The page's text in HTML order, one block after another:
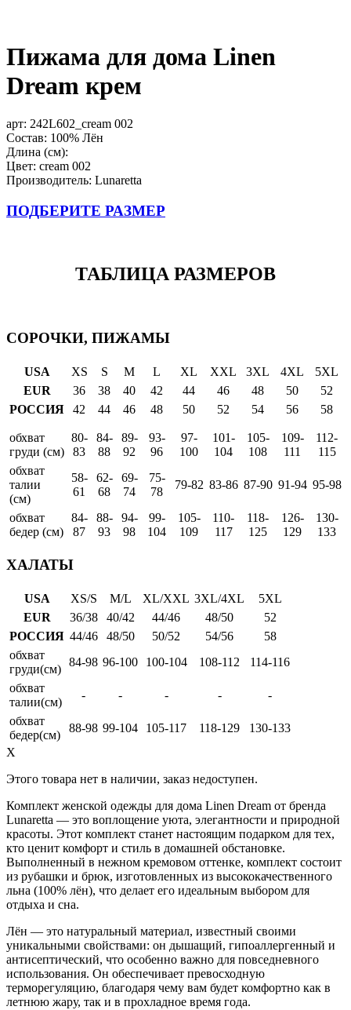
Пижама для дома Linen
Dream крем
арт: 242L602_cream 002
Состав: 100% Лён
Длина (см):
Цвет: cream 002
Производитель: Lunaretta
ПОДБЕРИТЕ РАЗМЕР
ТАБЛИЦА РАЗМЕРОВ
СОРОЧКИ, ПИЖАМЫ
USA XS S M L XL XXL 3XL 4XL
5XL
EUR
36 38 40 42 44 46 48 50
52
РОССИЯ
42 44 46 48 50 52 54 56 58
обхват
груди (см)
80-
83
84-
88
89-
92
93-
96
97-
100
101-
104
105-
108
109-
111
112-
115
обхват
талии
(см)
58-
61
62-
68
69-
74
75-
78
79-82 83-86 87-90 91-94 95-98
обхват
бедер (см)
84-
87
88-
93
94-
98
99-
104
105-
109
110-
117
118-
125
126-
129
130-
133
ХАЛАТЫ
USA XS/S M/L XL/XXL 3XL/4XL
5XL
EUR
36/38 40/42 44/46 48/50
52
РОССИЯ 44/46 48/50 50/52 54/56
58
обхват
груди(см)
84-98 96-100 100-104 108-112
114-116
обхват
талии(см)
- - - -
-
обхват
бедер(см)
88-98 99-104 105-117 118-129
130-133
X
Этого товара нет в наличии, заказ недоступен.
Комплект женской одежды для дома Linen Dream от бренда
Lunaretta — это воплощение уюта, элегантности и природной
красоты. Этот комплект станет настоящим подарком для тех,
кто ценит комфорт и стиль в домашней обстановке.
Выполненный в нежном кремовом оттенке, комплект состоит
из рубашки и брюк, изготовленных из высококачественного
льна (100% лён), что делает его идеальным выбором для
отдыха и сна.
Лён — это натуральный материал, известный своими
уникальными свойствами: он дышащий, гипоаллергенный и
антисептический, что особенно важно для повседневного
использования. Он обеспечивает превосходную
терморегуляцию, благодаря чему вам будет комфортно как в
летнюю жару, так и в прохладное время года.